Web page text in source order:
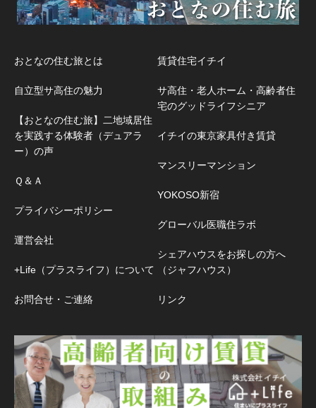
おとなの住む旅とは
自立型サ高住の魅力
【おとなの住む旅】二地域居住
を実践する体験者（デュアラ
ー）の声
Ｑ＆Ａ
プライバシーポリシー
運営会社
+Life（プラスライフ）について
お問合せ・ご連絡
賃貸住宅イチイ
サ高住・老人ホーム・高齢者住
宅のグッドライフシニア
イチイの東京家具付き賃貸
マンスリーマンション
YOKOSO新宿
グローバル医職住ラボ
シェアハウスをお探しの方へ
（ジャフハウス）
リンク